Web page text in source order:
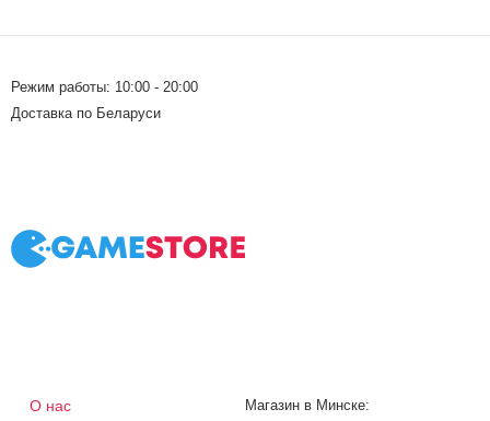
Режим работы: 10:00 - 20:00
Доставка по Беларуси
О нас
Магазин в Минске: